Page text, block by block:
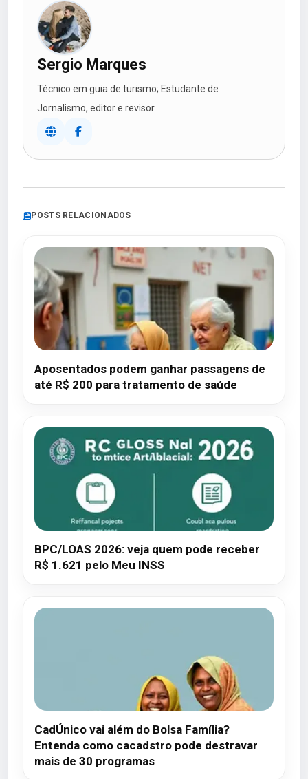
Sergio Marques
Técnico em guia de turismo; Estudante de
Jornalismo, editor e revisor.
POSTS RELACIONADOS
Aposentados podem ganhar passagens de
até R$ 200 para tratamento de saúde
BPC/LOAS 2026: veja quem pode receber
R$ 1.621 pelo Meu INSS
CadÚnico vai além do Bolsa Família?
Entenda como cacadstro pode destravar
mais de 30 programas